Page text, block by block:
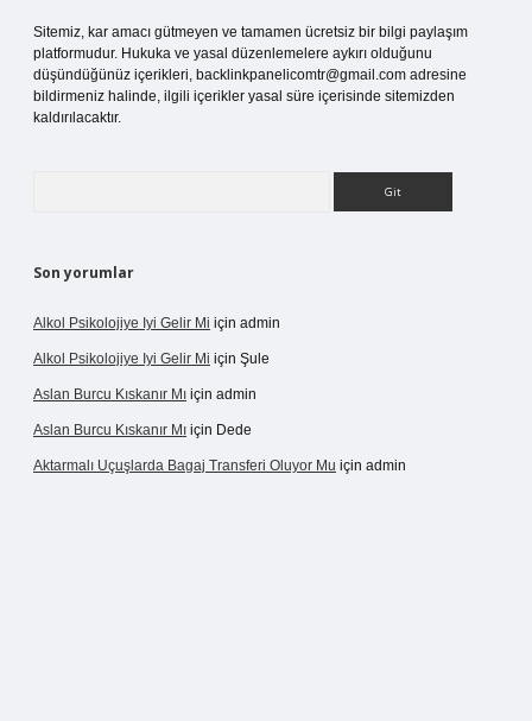
Sitemiz, kar amacı gütmeyen ve tamamen ücretsiz bir bilgi paylaşım
platformudur. Hukuka ve yasal düzenlemelere aykırı olduğunu
düşündüğünüz içerikleri, backlinkpanelicomtr@gmail.com adresine
bildirmeniz halinde, ilgili içerikler yasal süre içerisinde sitemizden
kaldırılacaktır.
Son yorumlar
Alkol Psikolojiye Iyi Gelir Mi için admin
Alkol Psikolojiye Iyi Gelir Mi için Şule
Aslan Burcu Kıskanır Mı için admin
Aslan Burcu Kıskanır Mı için Dede
Aktarmalı Uçuşlarda Bagaj Transferi Oluyor Mu için admin